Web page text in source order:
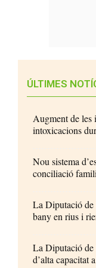
ÚLTIMES
Augment de les
intoxicacions
Nou sistema
conciliació
La Diputació de
bany en rius i
La Diputació de
d’alta capacitat